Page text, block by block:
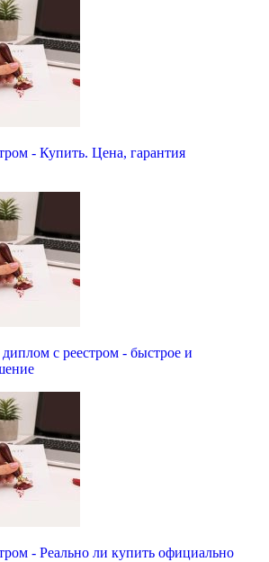
- Купить. Цена, гарантия
с реестром - быстрое и
- Реально ли купить официально